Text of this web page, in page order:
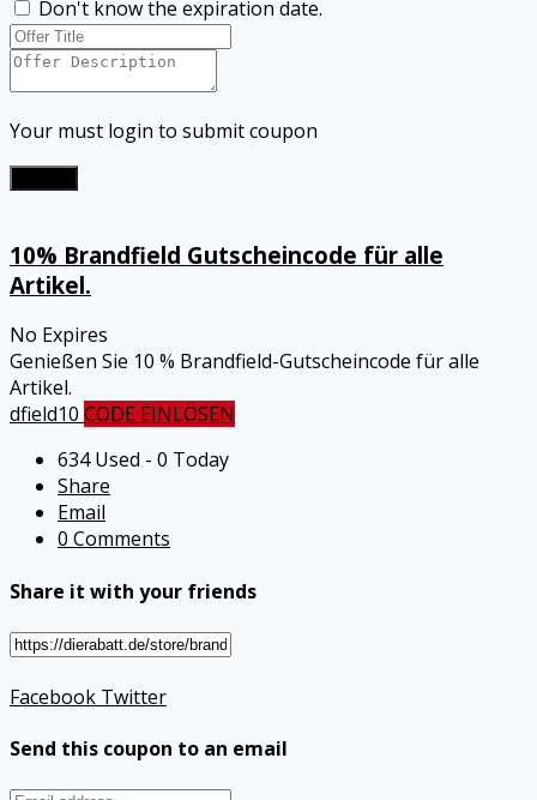
Don't know the expiration date.
Your must login to submit coupon
10% Brandfield Gutscheincode für alle
Artikel.
No Expires
Genießen Sie 10 % Brandfield-Gutscheincode für alle
Artikel.
dfield10 CODE EINLÖSEN
634 Used - 0 Today
Share
Email
0 Comments
Share it with your friends
Facebook Twitter
Send this coupon to an email